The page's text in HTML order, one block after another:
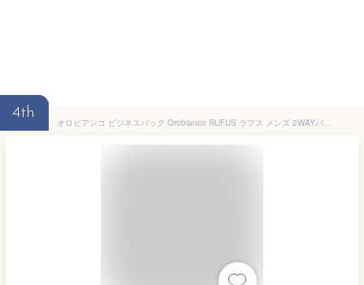
4th
オロビアンコ ビジネスバッグ Orobianco RUFUS ラフス メンズ 2WAYバッグ ブリーフケース 男性用 本革 革 ブランド リモンタナイロン/レザー LIMONTA ブラック/ネイビー/チャコール 通勤バッグ イタリア製